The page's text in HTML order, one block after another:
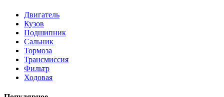
Двигатель
Кузов
Подшипник
Сальник
Тормоза
Трансмиссия
Фильтр
Ходовая